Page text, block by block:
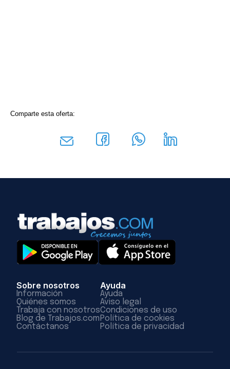
Comparte esta oferta:
Sobre nosotros
Información
Quiénes somos
Trabaja con nosotros
Blog de Trabajos.com
Contáctanos
Ayuda
Ayuda
Aviso legal
Condiciones de uso
Política de cookies
Política de privacidad